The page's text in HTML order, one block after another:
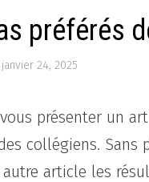
préférés
janvier 24, 2025
présenter un
collégiens.
article les